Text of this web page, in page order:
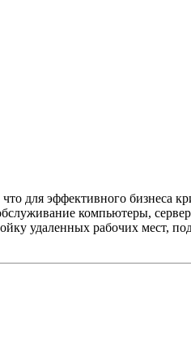
для эффективного бизнеса
компьютеры,
удаленных рабочих мест,